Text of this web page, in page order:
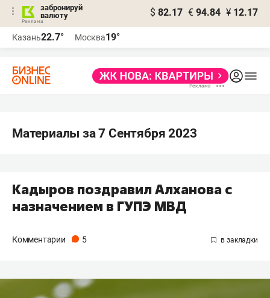
забронируй
валюту
$ 82.17 € 94.84 ¥ 12.17
Казань22.7° Москва19°
Материалы за 7 Сентября 2023
Кадыров поздравил Алханова с
назначением в ГУПЭ МВД
Комментарии 5